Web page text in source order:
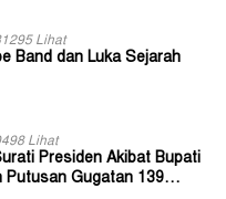
Lihat
Band dan Luka Sejarah
Lihat
Presiden Akibat Bupati
Putusan Gugatan 139